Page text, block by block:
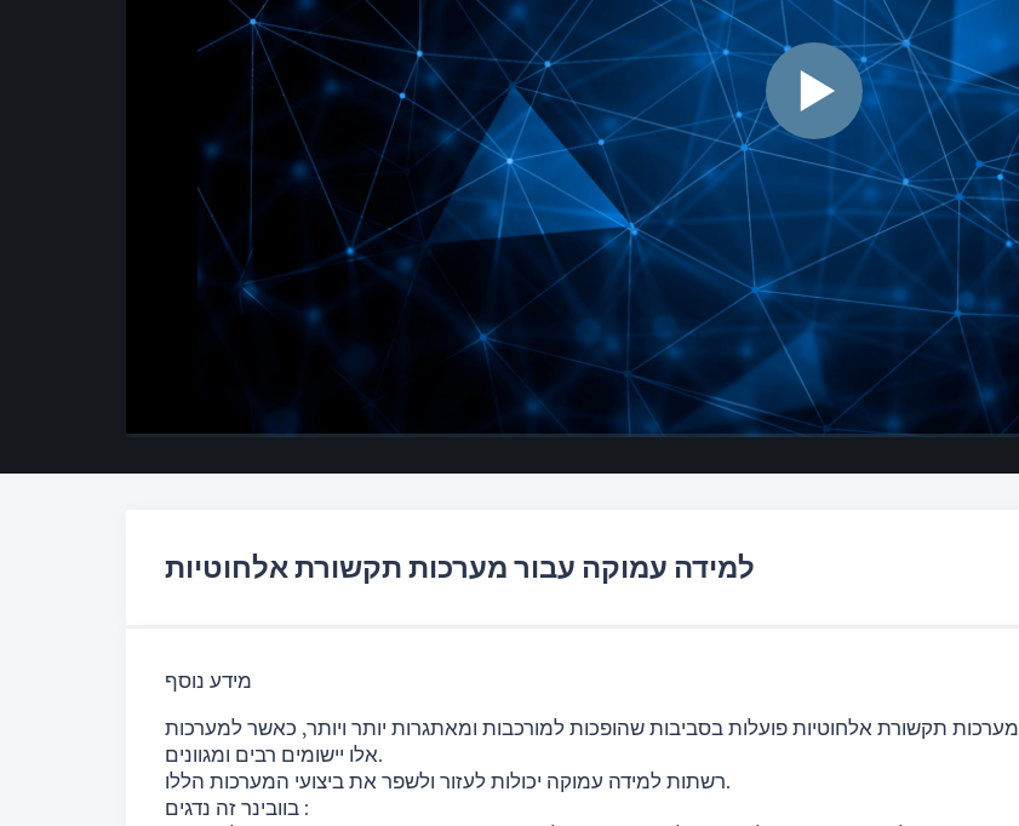
למידה עמוקה עבור מערכות תקשורת אלחוטיות
מידע נוסף
מערכות תקשורת אלחוטיות פועלות בסביבות שהופכות למורכבות ומאתגרות יותר ויותר, כאשר למערכות
אלו יישומים רבים ומגוונים.
רשתות למידה עמוקה יכולות לעזור ולשפר את ביצועי המערכות הללו.
בוובינר זה נדגים :